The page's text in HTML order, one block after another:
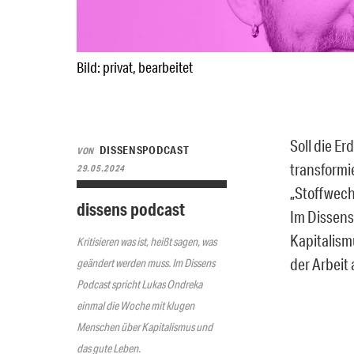
Bild: privat, bearbeitet
VON DISSENSPODCAST
29.05.2024
dissens podcast
Kritisieren was ist, heißt sagen, was
geändert werden muss. Im Dissens
Podcast spricht Lukas Ondreka
einmal die Woche mit klugen
Menschen über Kapitalismus und
das gute Leben.
Soll die
Im
der Arbeit